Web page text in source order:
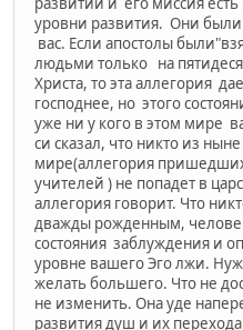
уровни развития. Они были
вас. Если апостолы
людьми только на
Христа, то эта аллегория
господнее, но этого
уже ни у кого в этом мире
си сказал, что никто из
мире(аллегория
учителей ) не попадет в
аллегория говорит. Что
дважды рожденным,
состояния заблуждения и
уровне вашего Эго лжи.
желать большего. Что не
не изменить. Она уде
развития душ и их